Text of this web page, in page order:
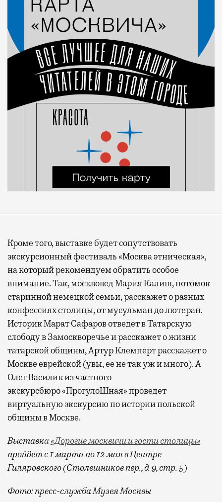
Кроме того, выставке будет сопутствовать
экскурсионный фестиваль «Москва этническая»,
на который рекомендуем обратить особое
внимание. Так, москвовед Мария Калиш, потомок
старинной немецкой семьи, расскажет о разных
конфессиях столицы, от мусульман до лютеран.
Историк Марат Сафаров отведет в Татарскую
слободу в Замоскворечье и расскажет о жизни
татарской общины, Артур Клемперт расскажет о
Москве еврейской (увы, ее не так уж и много). А
Олег Василик из частного
экскурсбюро «ПрогулоШная» проведет
виртуальную экскурсию по истории польской
общины в Москве.
Выставка«Дорогие москвичи и гости столицы»
пройдет с 1 марта по 12 мая в Центре
Гиляровского (Столешников пер., д. 9, стр. 5)
Фото: пресс-служба Музея Москвы